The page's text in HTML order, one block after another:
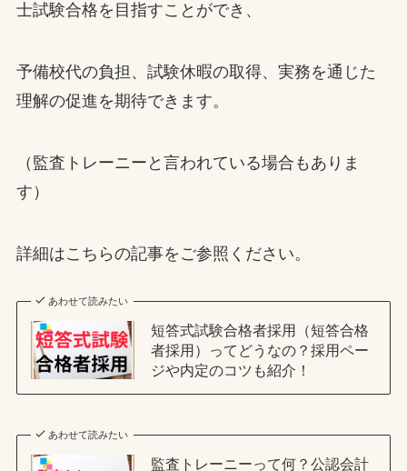
士試験合格を目指すことができ、
予備校代の負担、試験休暇の取得、実務を通じた
理解の促進を期待できます。
（監査トレーニーと言われている場合もありま
す）
詳細はこちらの記事をご参照ください。
あわせて読みたい
短答式試験合格者採用（短答合格
者採用）ってどうなの？採用ペー
ジや内定のコツも紹介！
あわせて読みたい
監査トレーニーって何？公認会計